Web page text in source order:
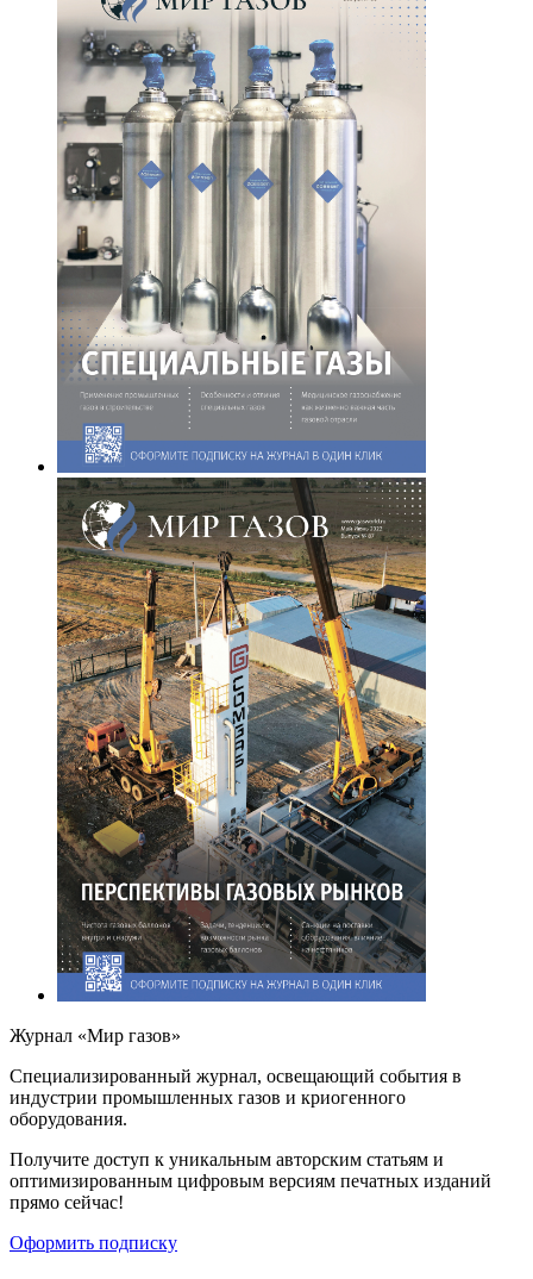
Журнал «Мир газов»
Cпециализированный журнал, освещающий события в
индустрии промышленных газов и криогенного
оборудования.
Получите доступ к уникальным авторским статьям и
оптимизированным цифровым версиям печатных изданий
прямо сейчас!
Оформить подписку